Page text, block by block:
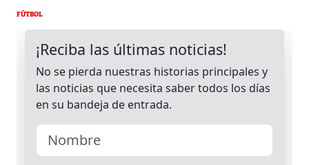
FÚTBOL